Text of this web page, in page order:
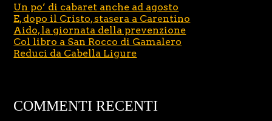
Un po’ di cabaret anche ad agosto
E, dopo il Cristo, stasera a Carentino
Aido, la giornata della prevenzione
Col libro a San Rocco di Gamalero
Reduci da Cabella Ligure
COMMENTI RECENTI